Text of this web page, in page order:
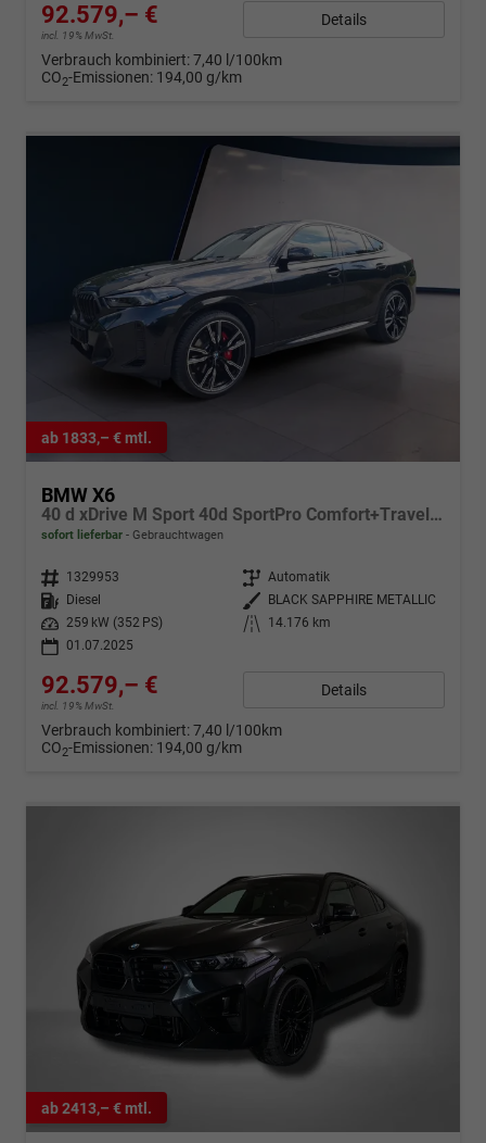
92.579,– €
incl. 19% MwSt.
Details
Verbrauch kombiniert:7,40 l/100km
CO2-Emissionen: 194,00 g/km
ab 1833,– € mtl.
BMW X6
40 d xDrive M Sport 40d SportPro Comfort+Travel+Innovations 22"
sofort lieferbar Gebrauchtwagen
Fahrzeugnr. 1329953 Getriebe Automatik
Kraftstoff
Diesel Außenfarbe
BLACK SAPPHIRE METALLIC
Leistung
259 kW (352 PS) Kilometerstand
14.176 km
01.07.2025
92.579,– €
incl. 19% MwSt.
Details
Verbrauch kombiniert:7,40 l/100km
CO2-Emissionen: 194,00 g/km
ab 2413,– € mtl.